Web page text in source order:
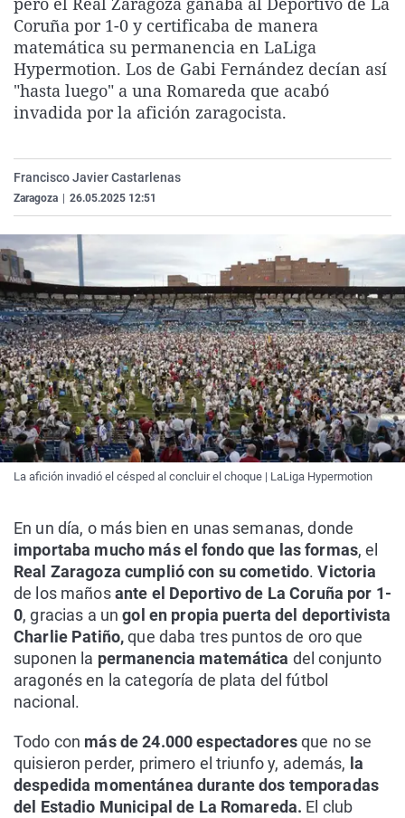
La rosa de los vientos
Gente viajera
Como el perro y el
Caso
Retornados
Equipo de
Operación Viuda
Extremadura
Galicia
La Rioja
Navarra
Virales
Televisión
Elecciones
Coruña por 1-0 y certificaba de manera
matemática su permanencia en LaLiga
Hypermotion. Los de Gabi Fernández decían así
"hasta luego" a una Romareda que acabó
invadida por la afición zaragocista.
Francisco Javier Castarlenas
Zaragoza 26.05.2025 12:51
La afición invadió el césped al concluir el choque | LaLiga Hypermotion
En un día, o más bien en unas semanas, donde
importaba mucho más el fondo que las formas, el
Real Zaragoza cumplió con su cometido.Victoria
de los mañosante el Deportivo de La Coruña por 1-
0, gracias a ungol en propia puerta del deportivista
Charlie Patiño,que daba tres puntos de oro que
suponen la permanencia matemática del conjunto
aragonés en la categoría de plata del fútbol
nacional.
Todo con más de 24.000 espectadoresque no se
quisieron perder, primero el triunfo y, además, la
despedida momentánea durante dos temporadas
del Estadio Municipal de La Romareda. El club